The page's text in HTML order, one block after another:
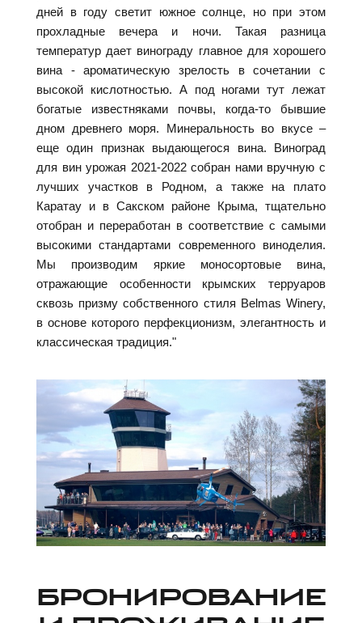
дней в году светит южное солнце, но при этом
прохладные вечера и ночи. Такая разница
температур дает винограду главное для хорошего
вина - ароматическую зрелость в сочетании с
высокой кислотностью. А под ногами тут лежат
богатые известняками почвы, когда-то бывшие
дном древнего моря. Минеральность во вкусе –
еще один признак выдающегося вина. Виноград
для вин урожая 2021-2022 собран нами вручную c
лучших участков в Родном, а также на плато
Каратау и в Сакском районе Крыма, тщательно
отобран и переработан в соответствие с самыми
высокими стандартами современного виноделия.
Мы производим яркие моносортовые вина,
отражающие особенности крымских терруаров
сквозь призму собственного стиля Belmas Winery,
в основе которого перфекционизм, элегантность и
классическая традиция."
БРОНИРОВАНИЕ